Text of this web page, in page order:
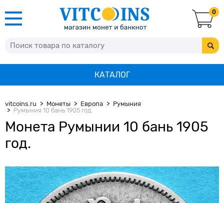
0
КАТАЛОГ
vitcoins.ru Монеты Европа
Румыния
Румыния 10 бань 1905 год.
Монета Румынии 10 бань 1905
год.